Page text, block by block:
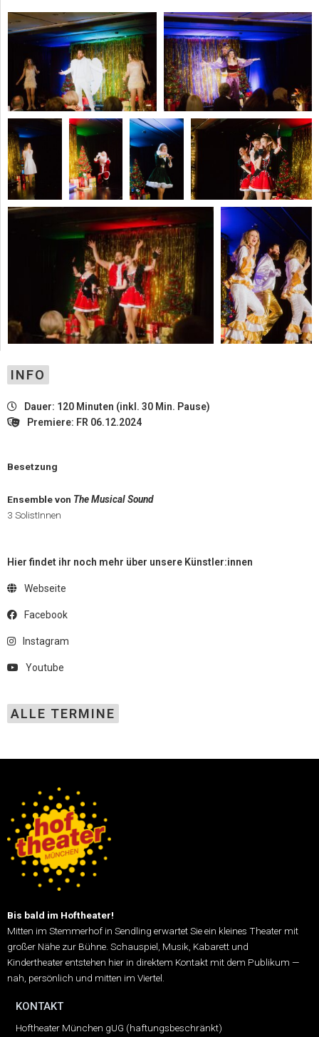
INFO
Dauer: 120 Minuten (inkl. 30 Min. Pause)
Premiere: FR 06.12.2024
Besetzung
Ensemble von The Musical Sound
3 SolistInnen
Hier findet ihr noch mehr über unsere Künstler:innen
Webseite
Facebook
Instagram
Youtube
ALLE TERMINE
Bis bald im Hoftheater!
Mitten im Stemmerhof in Sendling erwartet Sie ein kleines Theater mit
großer Nähe zur Bühne. Schauspiel, Musik, Kabarett und
Kindertheater entstehen hier in direktem Kontakt mit dem Publikum —
nah, persönlich und mitten im Viertel.
KONTAKT
Hoftheater München gUG (haftungsbeschränkt)